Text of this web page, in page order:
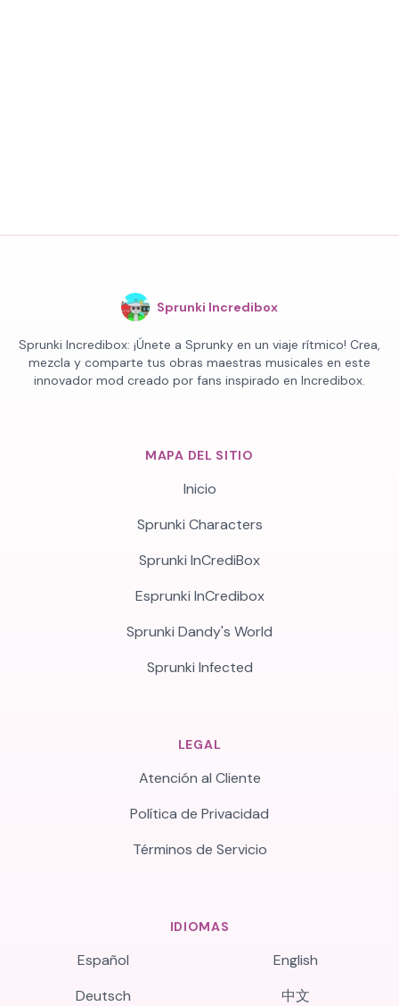
Sprunki Incredibox
Sprunki Incredibox: ¡Únete a Sprunky en un viaje rítmico! Crea,
mezcla y comparte tus obras maestras musicales en este
innovador mod creado por fans inspirado en Incredibox.
MAPA DEL SITIO
Inicio
Sprunki Characters
Sprunki InCrediBox
Esprunki InCredibox
Sprunki Dandy's World
Sprunki Infected
LEGAL
Atención al Cliente
Política de Privacidad
Términos de Servicio
IDIOMAS
Español
English
Deutsch
中文